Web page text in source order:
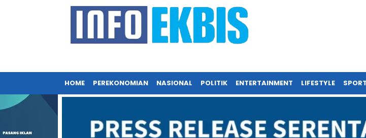
HOME PEREKONOMIAN NASIONAL POLITIK ENTERTAINMENT LIFESTYLE SPORT